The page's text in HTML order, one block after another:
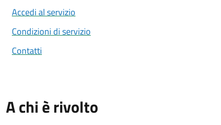
Accedi al servizio
Condizioni di servizio
Contatti
A chi è rivolto